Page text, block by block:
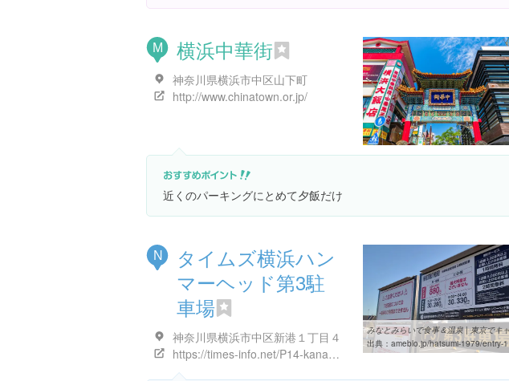
M 横浜中華街
神奈川県横浜市中区山下町
http://www.chinatown.or.jp/
近くのパーキングにとめて夕飯だけ
N
タイムズ横浜ハン
マーヘッド第3駐
車場
神奈川県横浜市中区新港１丁目４
https://times-info.net/P14-kanagawa/C104/park-detail-BUK0050729/
出典： ameblo.jp/hatsumi-1979/entry-12584826719.html